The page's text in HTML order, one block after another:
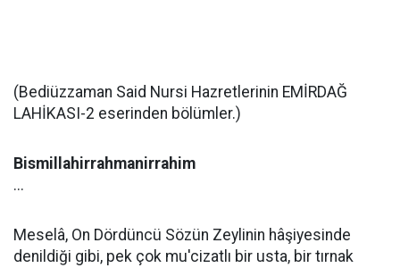
(Bediüzzaman Said Nursi Hazretlerinin EMİRDAĞ
LAHİKASI-2 eserinden bölümler.)
Bismillahirrahmanirrahim
...
Meselâ, On Dördüncü Sözün Zeylinin hâşiyesinde
denildiği gibi, pek çok mu'cizatlı bir usta, bir tırnak